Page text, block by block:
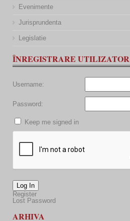
Evenimente
Jurisprundenta
Legislatie
ÎNREGISTRARE UTILIZATOR
Username:
Password:
Keep me signed in
Log In
Register
Lost Password
ARHIVA